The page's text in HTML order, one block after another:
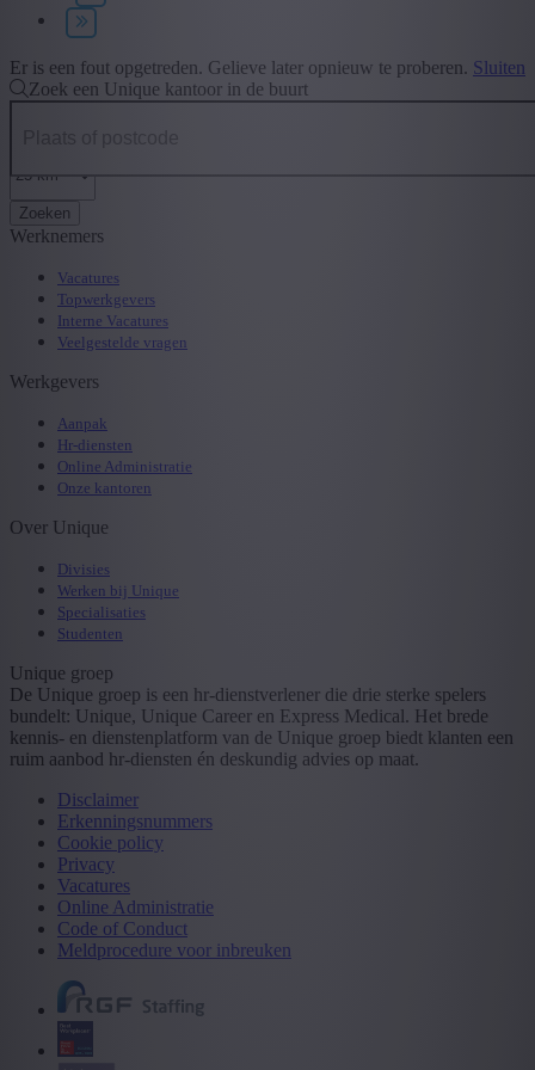
Type contract
+ Toon meer - Toon minder
Er is een fout opgetreden. Gelieve later opnieuw te proberen. Sluiten
Zoek een Unique kantoor in de buurt
Zoeken
Werknemers
Vacatures
Topwerkgevers
Interne Vacatures
Veelgestelde vragen
Werkgevers
Aanpak
Hr-diensten
Online Administratie
Onze kantoren
Over Unique
Divisies
Werken bij Unique
Specialisaties
Studenten
Unique groep
De Unique groep is een hr-dienstverlener die drie sterke spelers
bundelt: Unique, Unique Career en Express Medical. Het brede
kennis- en dienstenplatform van de Unique groep biedt klanten een
ruim aanbod hr-diensten én deskundig advies op maat.
Disclaimer
Erkenningsnummers
Cookie policy
Privacy
Vacatures
Online Administratie
Code of Conduct
Meldprocedure voor inbreuken